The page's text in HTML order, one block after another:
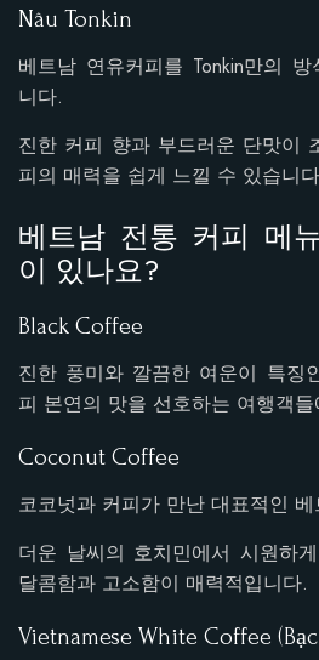
Nâu Tonkin
베트남 연유커피를 Tonkin만의
니다.
진한 커피 향과 부드러운 단맛이
피의 매력을 쉽게 느낄 수 있습니
베트남 전통 커피 메
이 있나요?
Black Coffee
진한 풍미와 깔끔한 여운이 특징
피 본연의 맛을 선호하는 여행객
Coconut Coffee
코코넛과 커피가 만난 대표적인
더운 날씨의 호치민에서 시원하
달콤함과 고소함이 매력적입니다.
Vietnamese White Coffee